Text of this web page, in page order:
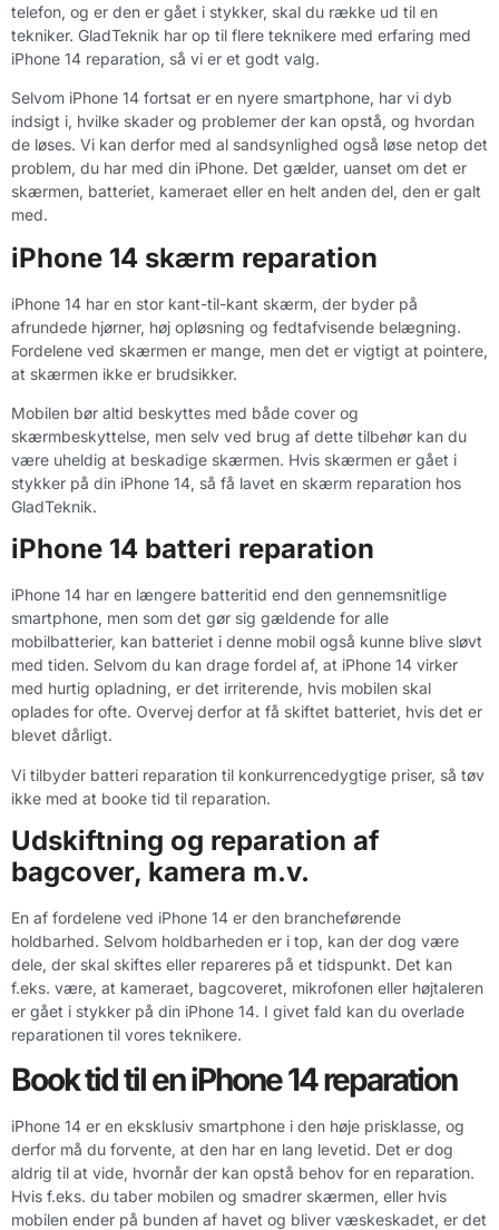
telefon, og er den er gået i stykker, skal du række ud til en
tekniker. GladTeknik har op til flere teknikere med erfaring med
iPhone 14 reparation, så vi er et godt valg.
Selvom iPhone 14 fortsat er en nyere smartphone, har vi dyb
indsigt i, hvilke skader og problemer der kan opstå, og hvordan
de løses. Vi kan derfor med al sandsynlighed også løse netop det
problem, du har med din iPhone. Det gælder, uanset om det er
skærmen, batteriet, kameraet eller en helt anden del, den er galt
med.
iPhone 14 skærm reparation
iPhone 14 har en stor kant-til-kant skærm, der byder på
afrundede hjørner, høj opløsning og fedtafvisende belægning.
Fordelene ved skærmen er mange, men det er vigtigt at pointere,
at skærmen ikke er brudsikker.
Mobilen bør altid beskyttes med både cover og
skærmbeskyttelse, men selv ved brug af dette tilbehør kan du
være uheldig at beskadige skærmen. Hvis skærmen er gået i
stykker på din iPhone 14, så få lavet en skærm reparation hos
GladTeknik.
iPhone 14 batteri reparation
iPhone 14 har en længere batteritid end den gennemsnitlige
smartphone, men som det gør sig gældende for alle
mobilbatterier, kan batteriet i denne mobil også kunne blive sløvt
med tiden. Selvom du kan drage fordel af, at iPhone 14 virker
med hurtig opladning, er det irriterende, hvis mobilen skal
oplades for ofte. Overvej derfor at få skiftet batteriet, hvis det er
blevet dårligt.
Vi tilbyder batteri reparation til konkurrencedygtige priser, så tøv
ikke med at booke tid til reparation.
Udskiftning og reparation af
bagcover, kamera m.v.
En af fordelene ved iPhone 14 er den brancheførende
holdbarhed. Selvom holdbarheden er i top, kan der dog være
dele, der skal skiftes eller repareres på et tidspunkt. Det kan
f.eks. være, at kameraet, bagcoveret, mikrofonen eller højtaleren
er gået i stykker på din iPhone 14. I givet fald kan du overlade
reparationen til vores teknikere.
Book tid til en iPhone 14 reparation
iPhone 14 er en eksklusiv smartphone i den høje prisklasse, og
derfor må du forvente, at den har en lang levetid. Det er dog
aldrig til at vide, hvornår der kan opstå behov for en reparation.
Hvis f.eks. du taber mobilen og smadrer skærmen, eller hvis
mobilen ender på bunden af havet og bliver væskeskadet, er det